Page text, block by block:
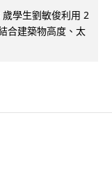
歲學生劉敏俊利用 2
合建築物高度、太